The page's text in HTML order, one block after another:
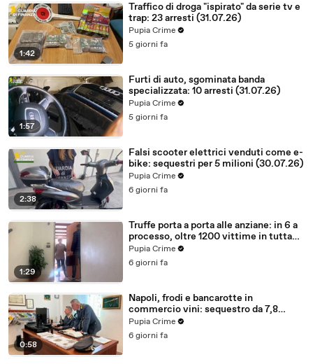
1:42
Traffico di droga "ispirato" da serie tv e
trap: 23 arresti (31.07.26)
Pupia Crime
5 giorni fa
1:57
Furti di auto, sgominata banda
specializzata: 10 arresti (31.07.26)
Pupia Crime
5 giorni fa
2:38
Falsi scooter elettrici venduti come e-
bike: sequestri per 5 milioni (30.07.26)
Pupia Crime
6 giorni fa
1:29
Truffe porta a porta alle anziane: in 6 a
processo, oltre 1200 vittime in tutta
Italia (30.07.26)
Pupia Crime
6 giorni fa
0:58
Napoli, frodi e bancarotte in
commercio vini: sequestro da 7,8
milioni (30.07.26)
Pupia Crime
6 giorni fa